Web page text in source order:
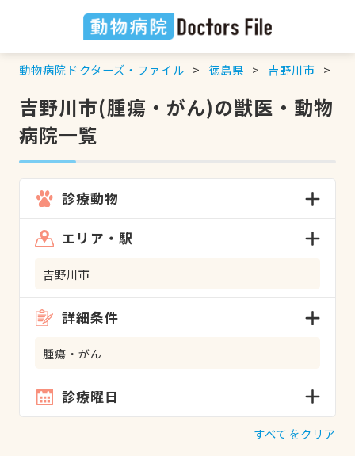
動物病院ドクターズ・ファイル 徳島県 吉野川市
吉野川市(腫瘍・がん)の獣医・動物
病院一覧
診療動物
エリア・駅
吉野川市
詳細条件
腫瘍・がん
診療曜日
すべてをクリア